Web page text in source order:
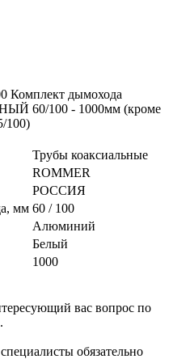
Комплект дымохода
60/100 - 1000мм (кроме
100)
Трубы коаксиальные
ROMMER
РОССИЯ
мм 60 / 100
Алюминий
Белый
1000
вас вопрос по
обязательно